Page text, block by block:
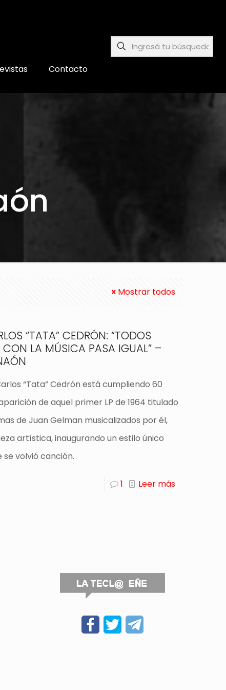
Contacto
Mostrar todos
“TATA” CEDRÓN: “TODOS
LA MÚSICA PASA IGUAL” –
“Tata” Cedrón está cumpliendo 60
de aquel primer LP de 1964 titulado
de Juan Gelman musicalizados por él,
artística, inaugurando un estilo único
volvió canción.
1 Leer más